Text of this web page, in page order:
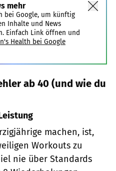
mehr
bei Google, um künftig
Inhalte und News
Einfach Link öffnen und
Health bei Google
ab 40 (und wie du
machen, ist,
Workouts zu
nie über Standards